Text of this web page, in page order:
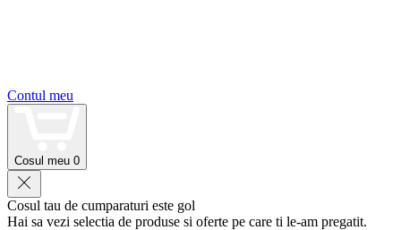
Contul meu
Cosul meu 0
Cosul tau de cumparaturi este gol
Hai sa vezi selectia de produse si oferte pe care ti le-am pregatit.